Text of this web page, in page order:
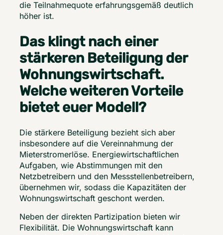
die Teilnahmequote erfahrungsgemäß deutlich
höher ist.
Das klingt nach einer
stärkeren Beteiligung der
Wohnungswirtschaft.
Welche weiteren Vorteile
bietet euer Modell?
Die stärkere Beteiligung bezieht sich aber
insbesondere auf die Vereinnahmung der
Mieterstromerlöse. Energiewirtschaftlichen
Aufgaben, wie Abstimmungen mit den
Netzbetreibern und den Messstellenbetreibern,
übernehmen wir, sodass die Kapazitäten der
Wohnungswirtschaft geschont werden.
Neben der direkten Partizipation bieten wir
Flexibilität. Die Wohnungswirtschaft kann